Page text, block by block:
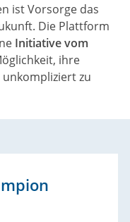
ist Vorsorge das
Die Plattform
Initiative vom
ihre
zu